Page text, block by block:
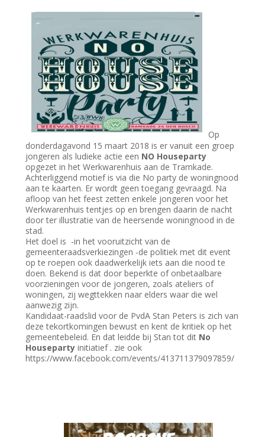
Op
donderdagavond 15 maart 2018 is er vanuit een groep
jongeren als ludieke actie een NO Houseparty
opgezet in het Werkwarenhuis aan de Tramkade.
Achterliggend motief is via die No party de woningnood
aan te kaarten. Er wordt geen toegang gevraagd. Na
afloop van het feest zetten enkele jongeren voor het
Werkwarenhuis tentjes op en brengen daarin de nacht
door ter illustratie van de heersende woningnood in de
stad.
Het doel is -in het vooruitzicht van de
gemeenteraadsverkiezingen -de politiek met dit event
op te roepen ook daadwerkelijk iets aan die nood te
doen. Bekend is dat door beperkte of onbetaalbare
voorzieningen voor de jongeren, zoals ateliers of
woningen, zij wegttekken naar elders waar die wel
aanwezig zijn.
Kandidaat-raadslid voor de PvdA Stan Peters is zich van
deze tekortkomingen bewust en kent de kritiek op het
gemeentebeleid. En dat leidde bij Stan tot dit No
Housepartyinitiatief . zie ook
https://www.facebook.com/events/413711379097859/